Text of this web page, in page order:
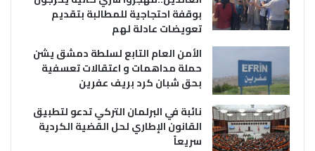
بوقفة احتجاجية للمطالبة بتقديم
تعويضات عادلة لهم
الأمن العام التابع لسلطة دمشق يشن
حملة مداهمات و اعتقالات تعسفية
بحق شبان كرد بريف عفرين
نائبة في البرلمان التركي تدعو لتطبيق
القانون الإطاري لحل القضية الكردية
سريعاً